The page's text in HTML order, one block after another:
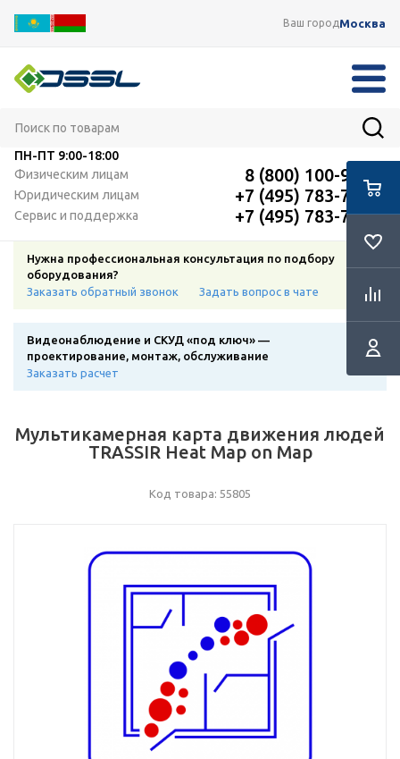
Ваш городМосква
ПН-ПТ 9:00-18:00
Физическим лицам
8 (800) 100-91-12
Юридическим лицам +7 (495) 783-72-87
Сервис и поддержка +7 (495) 783-72-87
Нужна профессиональная консультация по подбору
оборудования?
Заказать обратный звонок
Задать вопрос в чате
Видеонаблюдение и СКУД «под ключ» —
проектирование, монтаж, обслуживание
Заказать расчет
Мультикамерная карта движения людей
TRASSIR Heat Map on Map
Код товара: 55805